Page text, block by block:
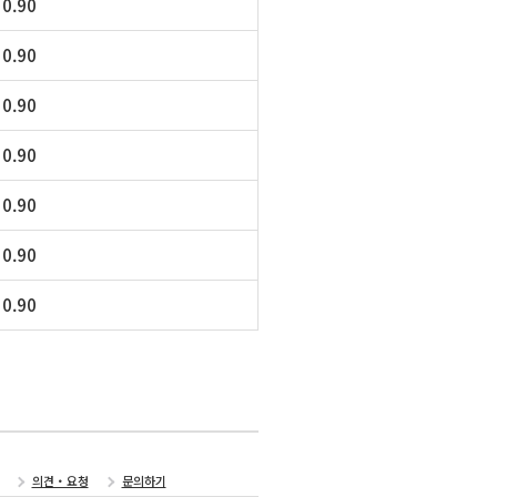
0.90
0.90
0.90
0.90
0.90
0.90
0.90
의견・요청 문의하기